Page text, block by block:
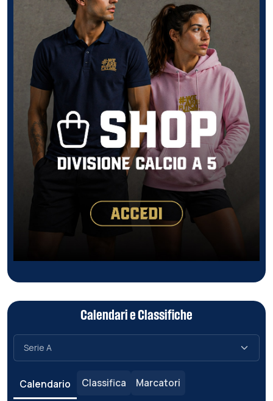
Calendari e Classifiche
Calendario Classifica Marcatori